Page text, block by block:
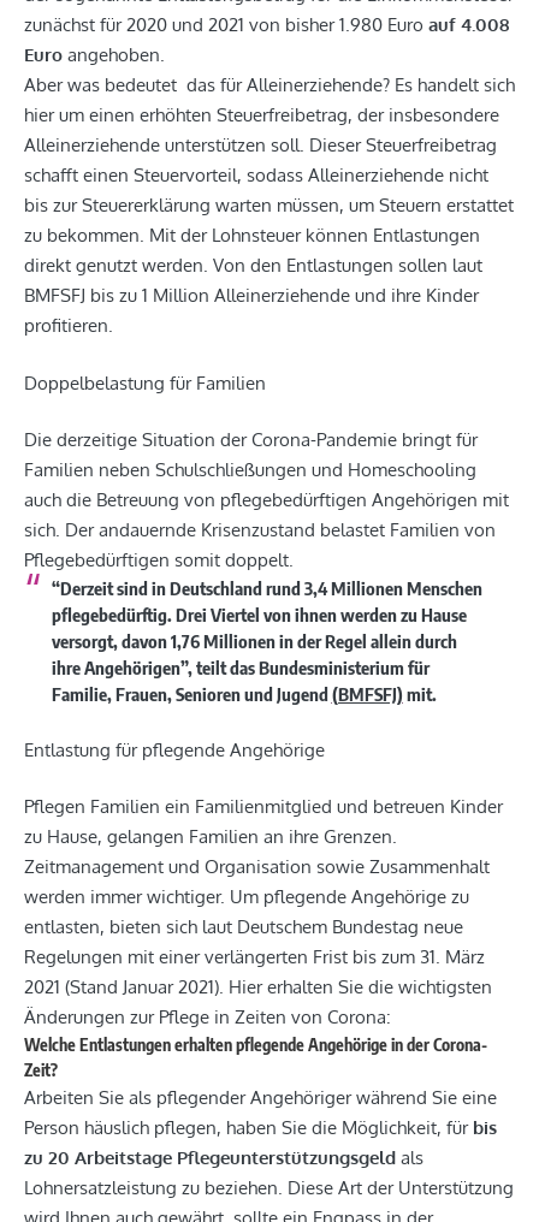
zunächst für 2020 und 2021 von bisher 1.980 Euro auf 4.008
Euro angehoben.
Aber was bedeutet das für Alleinerziehende? Es handelt sich
hier um einen erhöhten Steuerfreibetrag, der insbesondere
Alleinerziehende unterstützen soll. Dieser Steuerfreibetrag
schafft einen Steuervorteil, sodass Alleinerziehende nicht
bis zur Steuererklärung warten müssen, um Steuern erstattet
zu bekommen. Mit der Lohnsteuer können Entlastungen
direkt genutzt werden. Von den Entlastungen sollen laut
BMFSFJ bis zu 1 Million Alleinerziehende und ihre Kinder
profitieren.
Doppelbelastung für Familien
Die derzeitige Situation der Corona-Pandemie bringt für
Familien neben Schulschließungen und Homeschooling
auch die Betreuung von pflegebedürftigen Angehörigen mit
sich. Der andauernde Krisenzustand belastet Familien von
Pflegebedürftigen somit doppelt.
“Derzeit sind in Deutschland rund 3,4 Millionen Menschen
pflegebedürftig. Drei Viertel von ihnen werden zu Hause
versorgt, davon 1,76 Millionen in der Regel allein durch
ihre Angehörigen”, teilt das Bundesministerium für
Familie, Frauen, Senioren und Jugend(BMFSFJ) mit.
Entlastung für pflegende Angehörige
Pflegen Familien ein Familienmitglied und betreuen Kinder
zu Hause, gelangen Familien an ihre Grenzen.
Zeitmanagement und Organisation sowie Zusammenhalt
werden immer wichtiger. Um pflegende Angehörige zu
entlasten, bieten sich laut Deutschem Bundestag neue
Regelungen mit einer verlängerten Frist bis zum 31. März
2021 (Stand Januar 2021). Hier erhalten Sie die wichtigsten
Änderungen zur Pflege in Zeiten von Corona:
Welche Entlastungen erhalten pflegende Angehörige in der Corona-
Zeit?
Arbeiten Sie als pflegender Angehöriger während Sie eine
Person häuslich pflegen, haben Sie die Möglichkeit, für bis
zu 20 Arbeitstage Pflegeunterstützungsgeld als
Lohnersatzleistung zu beziehen. Diese Art der Unterstützung